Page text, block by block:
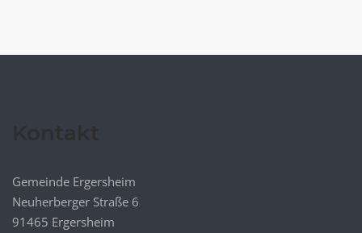
Gemeinde Ergersheim
Neuherberger Straße 6
91465 Ergersheim